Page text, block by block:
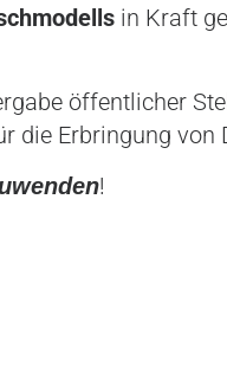
in Kraft
öffentlicher
die Erbringung von
!